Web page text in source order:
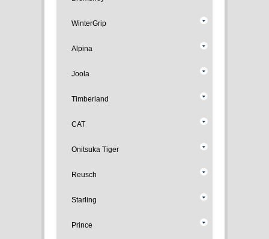
WinterGrip
Alpina
Joola
Timberland
CAT
Onitsuka Tiger
Reusch
Starling
Prince